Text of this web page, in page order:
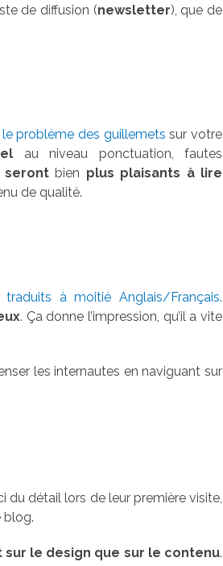
de diffusion (newsletter), que de
problème des guillemets sur votre
au niveau ponctuation, fautes
serontbien plus plaisants à lire
de qualité.
traduits à moitié Anglais/Français.
. Ça donne l’impression, qu’il a vite
les internautes en naviguant sur
du détail lors de leur première visite,
blog.
sur le design que sur le contenu.